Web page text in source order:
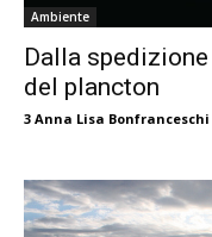
Ambiente
Dalla
del plancton
3 Anna Lisa Bonfranceschi